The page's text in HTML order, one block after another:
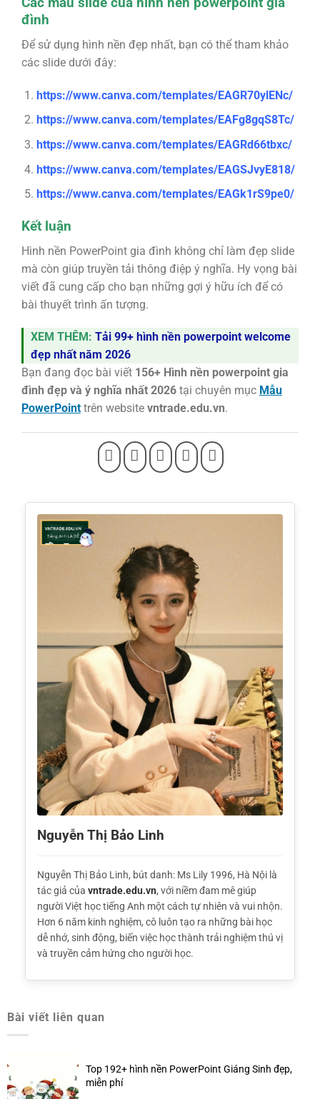
đình
Để sử dụng hình nền đẹp nhất, bạn có thể tham khảo
các slide dưới đây:
https://www.canva.com/templates/EAGR70ylENc/
https://www.canva.com/templates/EAFg8gqS8Tc/
https://www.canva.com/templates/EAGRd66tbxc/
https://www.canva.com/templates/EAGSJvyE818/
https://www.canva.com/templates/EAGk1rS9pe0/
Kết luận
Hình nền PowerPoint gia đình không chỉ làm đẹp slide
mà còn giúp truyền tải thông điệp ý nghĩa. Hy vọng bài
viết đã cung cấp cho bạn những gợi ý hữu ích để có
bài thuyết trình ấn tượng.
XEM THÊM: Tải 99+ hình nền powerpoint welcome
đẹp nhất năm 2026
Bạn đang đọc bài viết 156+ Hình nền powerpoint gia
đình đẹp và ý nghĩa nhất 2026tại chuyên mục Mẫu
PowerPointtrên website vntrade.edu.vn.
Nguyễn Thị Bảo Linh
Nguyễn Thị Bảo Linh, bút danh: Ms Lily 1996, Hà Nội là
tác giả của vntrade.edu.vn, với niềm đam mê giúp
người Việt học tiếng Anh một cách tự nhiên và vui nhộn.
Hơn 6 năm kinh nghiệm, cô luôn tạo ra những bài học
dễ nhớ, sinh động, biến việc học thành trải nghiệm thú vị
và truyền cảm hứng cho người học.
Bài viết liên quan
Top 192+ hình nền PowerPoint Giáng Sinh đẹp,
miễn phí